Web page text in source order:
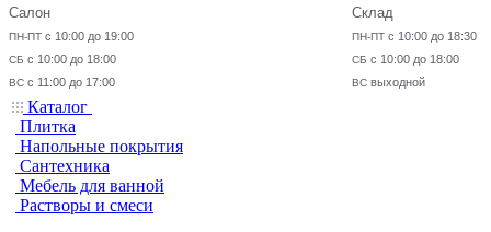
Салон
ПН-ПТ с 10:00 до 19:00
СБ с 10:00 до 18:00
ВС с 11:00 до 17:00
Склад
ПН-ПТ с 10:00 до 18:30
СБ с 10:00 до 18:00
ВС выходной
Каталог
Плитка
Напольные покрытия
Сантехника
Мебель для ванной
Растворы и смеси